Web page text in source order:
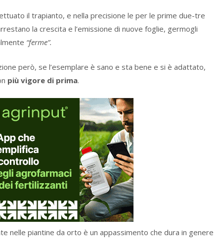
il trapianto, e nella precisione le per le prime due-tre
la crescita e l’emissione di nuove foglie, germogli
“ferme”.
però, se l’esemplare è sano e sta bene e si è adattato,
più vigore di prima.
nelle piantine da orto è un appassimento che dura in genere